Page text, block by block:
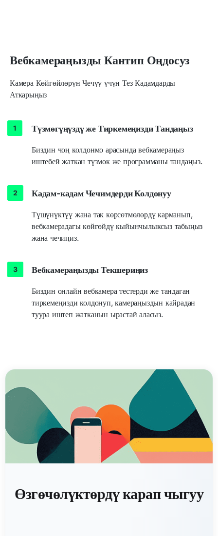
Вебкамераңызды Кантип Оңдосуз
Камера Көйгөйлөрүн Чечүү үчүн Тез Кадамдарды
Аткарыңыз
Түзмөгүңүздү же Тиркемеңизди Тандаңыз
Биздин чоң колдонмо арасында вебкамераңыз
иштебей жаткан түзмөк же программаны тандаңыз.
Кадам-кадам Чечимдерди Колдонуу
Түшүнүктүү жана так көрсөтмөлөрдү карманып,
вебкамерадагы көйгөйдү кыйынчылыксыз табыңыз
жана чечиңиз.
Вебкамераңызды Текшериңиз
Биздин онлайн вебкамера тестерди же тандаган
тиркемеңизди колдонуп, камераңыздын кайрадан
туура иштеп жатканын ырастай аласыз.
Өзгөчөлүктөрдү карап чыгуу